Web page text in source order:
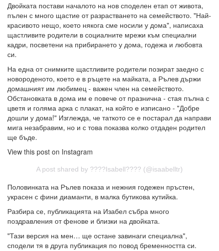
Двойката постави началото на нов споделен етап от живота,
пълен с много щастие от разрастването на семейството. "Най-
красивото нещо, което някога сме носили у дома", написаха
щастливите родители в социалните мрежи към специални
кадри, посветени на прибирането у дома, годежа и любовта
си.
На една от снимките щастливите родители позират заедно с
новороденото, което е в ръцете на майката, а Рълев държи
домашният им любимец - важен член на семейството.
Обстановката в дома им е повече от празнична - стая пълна с
цветя и голяма арка с плакат, на който е изписано - "Добре
дошли у дома!" Изглежда, че таткото се е постарал да направи
мига незабравим, но и с това показва колко отдаден родител
ще бъде.
View this post on Instagram
A post shared by ????Isabell???? (@isaabelltr)
Половинката на Рълев показа и нежния годежен пръстен,
украсен с фини диаманти, в малка бутикова кутийка.
Разбира се, публикацията на Изабел събра много
поздравления от фенове и близки на двойката.
"Тази версия на мен… ще остане завинаги специална",
сподели тя в друга публикация по повод бременността си.